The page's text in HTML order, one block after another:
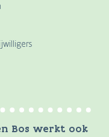
Bos werkt ook